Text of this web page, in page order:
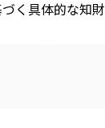
く具体的な知